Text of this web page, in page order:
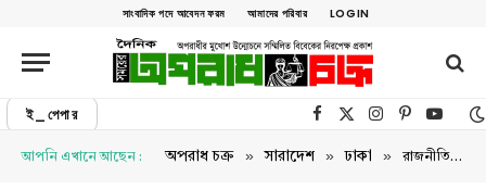
সাংবাদিক পদে আবেদন ফরম আমাদের পরিবার LOGIN
ই_পেপার Facebook
X (Twitter)Instagram
Pinterest
আপনি এখানে আছেন : অপরাধ চক্র » সারাদেশ » ঢাকা » রাজনীতিতে স্থিতিশীলতা চায় বিএনপি: আমির খসরু মাহমুদ চৌধুরী